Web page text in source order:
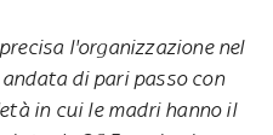
l'organizzazione nel
di pari passo con
in cui le madri hanno il